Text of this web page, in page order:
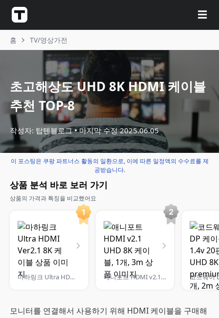
☰
홈 TV/영상가전
초고해상도 UHD 8K HDMI 케이블
추천 TOP-8
작성자: 탑텐블로그 마지막 수정2025.06.05
이 포스팅은 쿠팡 파트너스 활동의 일환으로, 이에 따른 일정액의 수수료를 제
공받습니다.
상품 분석 바로 보러 가기
상품의 가격과 특징을 비교했어요
마하링크 Ultra HDMI Ver2.1 8K 케이블 애니포트 HDMI v2.1 UHD 8K 케이블, 1개, 3m
모니터를 연결해서 사용하기 위해 HDMI 케이블을 구매해